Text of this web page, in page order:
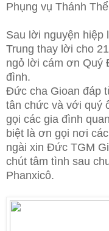
Phụng vụ Thánh
Sau lời nguyện hiệp
Trung thay lời cho
ngỏ lời cám ơn Quý
đình.
Đức cha Gioan đáp
tân chức và với quý
gọi các gia đình
biệt là ơn gọi nơi
ngài xin Đức TGM
chút tâm tình sau
Phanxicô.